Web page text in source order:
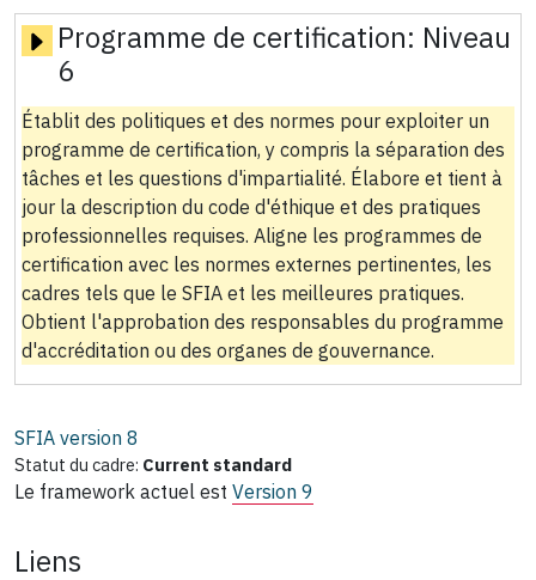
Programme de certification: Niveau
6
Établit des politiques et des normes pour exploiter un
programme de certification, y compris la séparation des
tâches et les questions d'impartialité. Élabore et tient à
jour la description du code d'éthique et des pratiques
professionnelles requises. Aligne les programmes de
certification avec les normes externes pertinentes, les
cadres tels que le SFIA et les meilleures pratiques.
Obtient l'approbation des responsables du programme
d'accréditation ou des organes de gouvernance.
SFIA version 8
Statut du cadre: Current standard
Le framework actuel est Version 9
Liens